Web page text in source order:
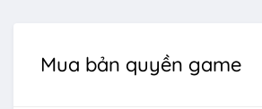
Mua bản quyền game